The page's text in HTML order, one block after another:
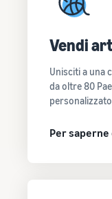
Vendi
Unisciti a una
da oltre 80
Per saperne